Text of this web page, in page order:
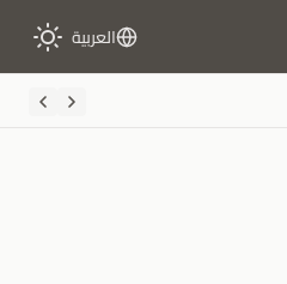
العربية